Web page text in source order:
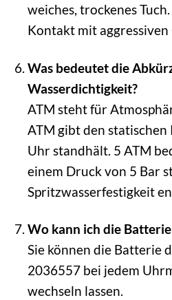
weiches, trockenes
Kontakt mit aggressiven
Was bedeutet die
Wasserdichtigkeit?
ATM steht für
ATM gibt den
Uhr standhält. 5 ATM
einem Druck von 5 Bar
Spritzwasserfestigkeit
Wo kann ich die
Sie können die Batterie
2036557 bei jedem
wechseln lassen.